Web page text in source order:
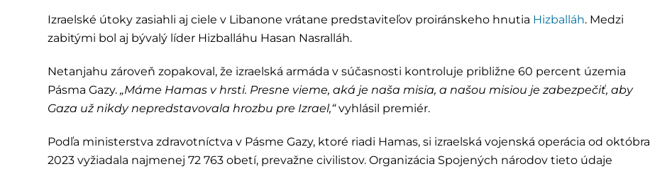
Izraelské útoky zasiahli aj ciele v Libanone vrátane predstaviteľov proiránskeho hnutia Hizballáh. Medzi
zabitými bol aj bývalý líder Hizballáhu Hasan Nasralláh.
Netanjahu zároveň zopakoval, že izraelská armáda v súčasnosti kontroluje približne 60 percent územia
Pásma Gazy.„Máme Hamas v hrsti. Presne vieme, aká je naša misia, a našou misiou je zabezpečiť, aby
Gaza už nikdy nepredstavovala hrozbu pre Izrael,“vyhlásil premiér.
Podľa ministerstva zdravotníctva v Pásme Gazy, ktoré riadi Hamas, si izraelská vojenská operácia od októbra
2023 vyžiadala najmenej 72 763 obetí, prevažne civilistov. Organizácia Spojených národov tieto údaje